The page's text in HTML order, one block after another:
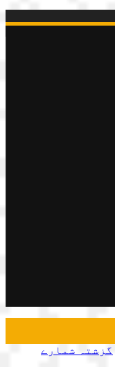
گزشتہ شمارے